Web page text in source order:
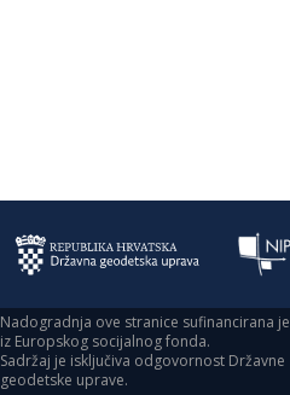
Nadogradnja ove stranice sufinancirana je
iz Europskog socijalnog fonda.
Sadržaj je isključiva odgovornost Državne
geodetske uprave.